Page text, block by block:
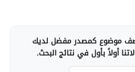
موضوع كمصدر مفضل لديك
أولاً بأول في نتائج البحث.